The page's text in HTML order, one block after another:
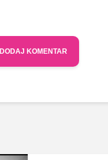
DODAJ KOMENTAR